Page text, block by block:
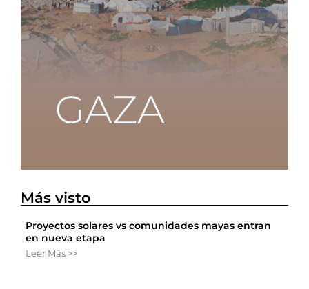
Más visto
Proyectos solares vs comunidades mayas entran
en nueva etapa
Leer Más >>